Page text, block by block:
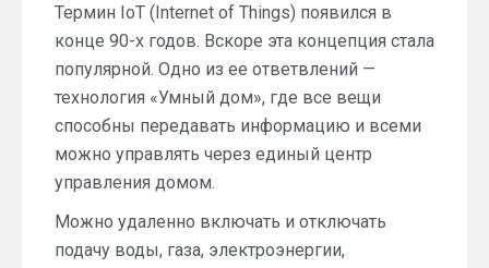
Термин IoT (Internet of Things) появился в
конце 90-х годов. Вскоре эта концепция стала
популярной. Одно из ее ответвлений —
технология «Умный дом», где все вещи
способны передавать информацию и всеми
можно управлять через единый центр
управления домом.
Можно удаленно включать и отключать
подачу воды, газа, электроэнергии,